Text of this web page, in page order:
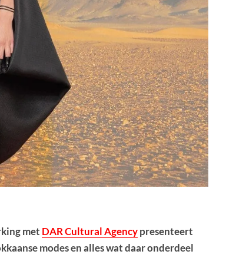
met DAR Cultural Agencypresenteert
modes en alles wat daar onderdeel